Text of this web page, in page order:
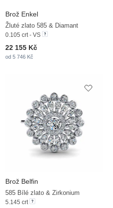
Brož Enkel
Žluté zlato 585 & Diamant
0.105 crt - VS
22 155 Kč
od 5 746 Kč
Brož Belfin
585 Bílé zlato & Zirkonium
5.145 crt